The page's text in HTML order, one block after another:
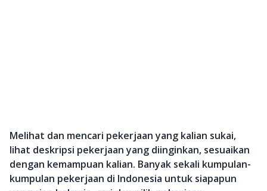
Melihat dan mencari pekerjaan yang kalian sukai,
lihat deskripsi pekerjaan yang diinginkan, sesuaikan
dengan kemampuan kalian. Banyak sekali kumpulan-
kumpulan pekerjaan di Indonesia untuk siapapun